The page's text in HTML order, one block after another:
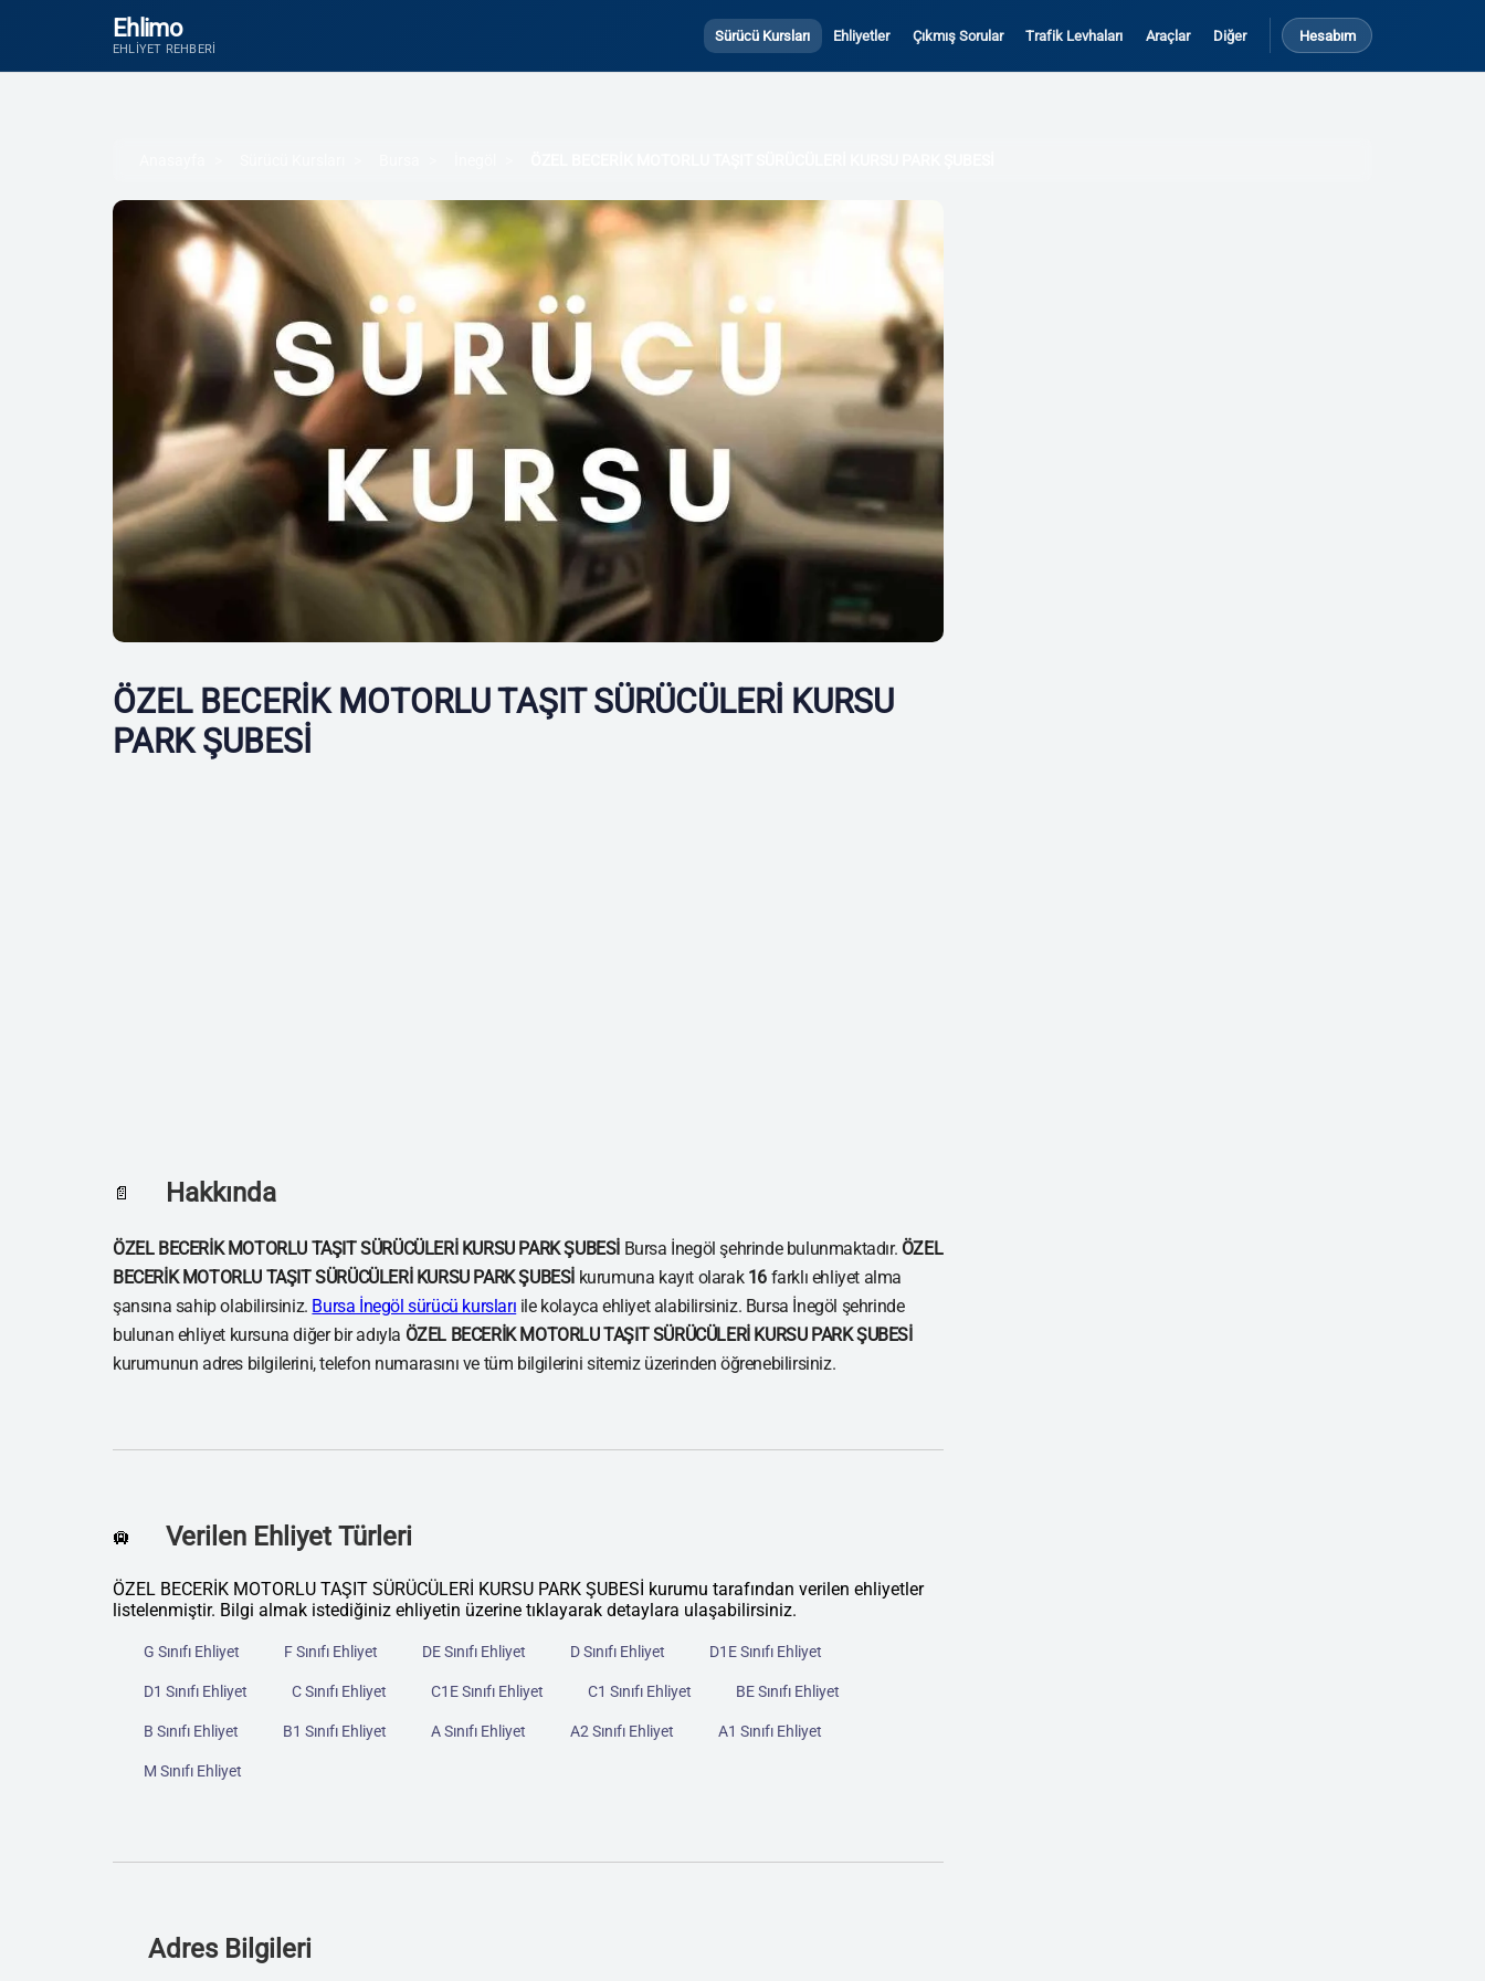
Ehlimo
EHLIYET REHBERI
Sürücü Kursları Ehliyetler Çıkmış Sorular Trafik Levhaları Araçlar Diğer Hesabım
ÖZEL BECERİK MOTORLU TAŞIT SÜRÜCÜLERİ KURSU
PARK ŞUBESİ
📄 Hakkında
ÖZEL BECERİK MOTORLU TAŞIT SÜRÜCÜLERİ KURSU PARK ŞUBESİ Bursa İnegöl şehrinde bulunmaktadır. ÖZEL
BECERİK MOTORLU TAŞIT SÜRÜCÜLERİ KURSU PARK ŞUBESİ kurumuna kayıt olarak 16 farklı ehliyet alma
şansına sahip olabilirsiniz. Bursa İnegöl sürücü kursları ile kolayca ehliyet alabilirsiniz. Bursa İnegöl şehrinde
bulunan ehliyet kursuna diğer bir adıyla ÖZEL BECERİK MOTORLU TAŞIT SÜRÜCÜLERİ KURSU PARK ŞUBESİ
kurumunun adres bilgilerini, telefon numarasını ve tüm bilgilerini sitemiz üzerinden öğrenebilirsiniz.
🛄 Verilen Ehliyet Türleri
ÖZEL BECERİK MOTORLU TAŞIT SÜRÜCÜLERİ KURSU PARK ŞUBESİ kurumu tarafından verilen ehliyetler
listelenmiştir. Bilgi almak istediğiniz ehliyetin üzerine tıklayarak detaylara ulaşabilirsiniz.
G Sınıfı Ehliyet F Sınıfı Ehliyet DE Sınıfı Ehliyet D Sınıfı Ehliyet D1E Sınıfı Ehliyet
D1 Sınıfı Ehliyet C Sınıfı Ehliyet C1E Sınıfı Ehliyet C1 Sınıfı Ehliyet BE Sınıfı Ehliyet
B Sınıfı Ehliyet B1 Sınıfı Ehliyet A Sınıfı Ehliyet A2 Sınıfı Ehliyet A1 Sınıfı Ehliyet
M Sınıfı Ehliyet
Adres Bilgileri